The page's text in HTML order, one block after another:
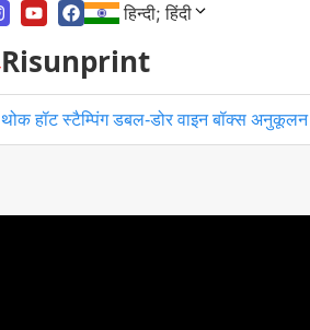
हिन्दी; हिंदी
Risunprint
थोक हॉट स्टैम्पिंग डबल-डोर वाइन बॉक्स अनुकूलन